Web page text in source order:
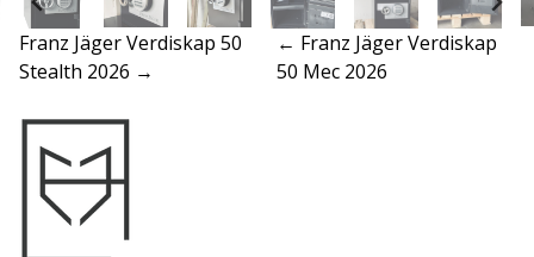
Franz Jäger Verdiskap 50
Stealth 2026 →
← Franz Jäger Verdiskap
50 Mec 2026